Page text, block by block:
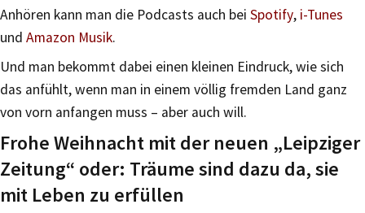
Anhören kann man die Podcasts auch bei Spotify, i-Tunes
und Amazon Musik.
Und man bekommt dabei einen kleinen Eindruck, wie sich
das anfühlt, wenn man in einem völlig fremden Land ganz
von vorn anfangen muss – aber auch will.
Frohe Weihnacht mit der neuen „Leipziger
Zeitung“ oder: Träume sind dazu da, sie
mit Leben zu erfüllen